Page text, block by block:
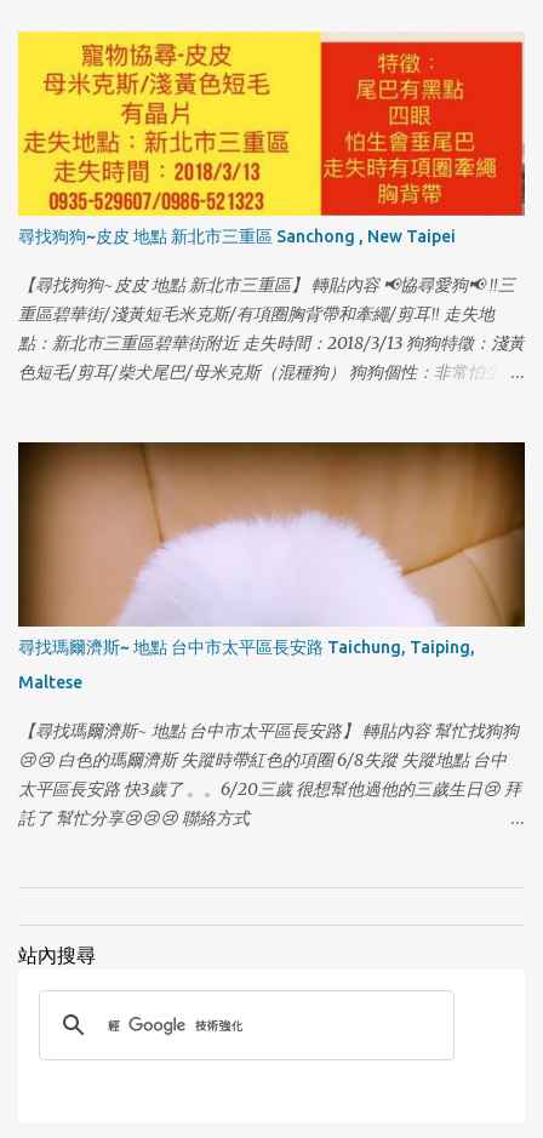
1
1
尋找狗狗~皮皮 地點 新北市三重區 Sanchong , New Taipei
【尋找狗狗~皮皮 地點 新北市三重區】 轉貼內容 📢協尋愛狗📢 ‼️三
重區碧華街/淺黃短毛米克斯/有項圈胸背帶和牽繩/剪耳‼️ 走失地
點：新北市三重區碧華街附近 走失時間：2018/3/13 狗狗特徵：淺黃
色短毛/剪耳/柴犬尾巴/母米克斯（混種狗） 狗狗個性：非常怕生、
讓她自己跑出門了，請大家幫忙注意是否有她的行蹤，希望皮皮可
以趕快回家...謝謝🙏！ [有晶片] #走失 #狗走失
尋找瑪爾濟斯~ 地點 台中市太平區長安路 Taichung, Taiping,
Maltese
【尋找瑪爾濟斯~ 地點 台中市太平區長安路】 轉貼內容 幫忙找狗狗
😢😢 白色的瑪爾濟斯 失蹤時帶紅色的項圈 6/8失蹤 失蹤地點 台中
太平區長安路 快3歲了 。。6/20三歲 很想幫他過他的三歲生日😢 拜
託了 幫忙分享😢😢😢 聯絡方式
站內搜尋